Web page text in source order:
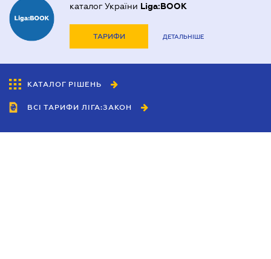
каталог України Liga:BOOK
ТАРИФИ ДЕТАЛЬНІШЕ
КАТАЛОГ РІШЕНЬ
ВСІ ТАРИФИ ЛІГА:ЗАКОН